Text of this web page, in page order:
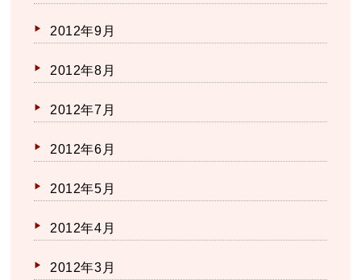
2012年9月
2012年8月
2012年7月
2012年6月
2012年5月
2012年4月
2012年3月